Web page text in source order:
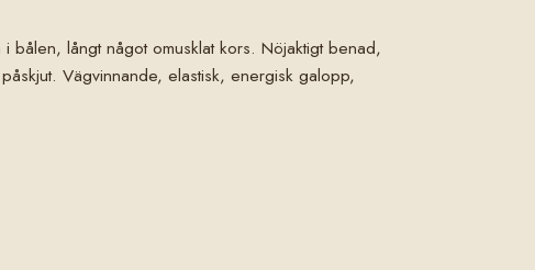
bålen, långt något omusklat kors. Nöjaktigt benad,
Vägvinnande, elastisk, energisk galopp,